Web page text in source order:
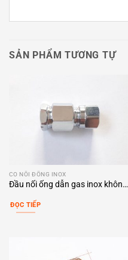
SẢN PHẨM TƯƠNG TỰ
CO NỐI ĐỒNG INOX
Đầu nối ống dẫn gas inox không
ĐỌC TIẾP